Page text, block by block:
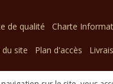
de qualité Charte
du site Plan d'accès